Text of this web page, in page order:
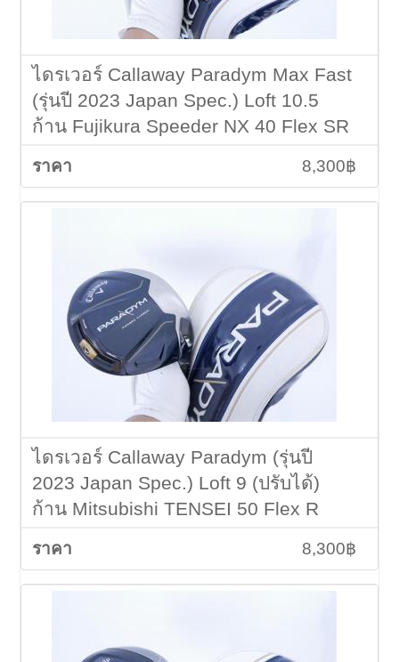
ไดรเวอร์ Callaway Paradym Max Fast
(รุ่นปี 2023 Japan Spec.) Loft 10.5
ก้าน Fujikura Speeder NX 40 Flex SR
8,300฿
ไดรเวอร์ Callaway Paradym (รุ่นปี
2023 Japan Spec.) Loft 9 (ปรับได้)
ก้าน Mitsubishi TENSEI 50 Flex R
8,300฿